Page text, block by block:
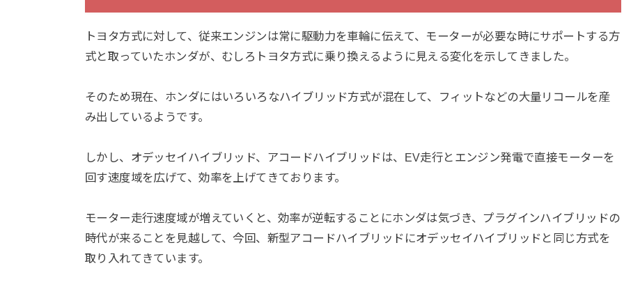
トヨタ方式に対して、従来エンジンは常に駆動力を車輪に伝えて、モーターが必要な時にサポートする方
式と取っていたホンダが、むしろトヨタ方式に乗り換えるように見える変化を示してきました。
そのため現在、ホンダにはいろいろなハイブリッド方式が混在して、フィットなどの大量リコールを産
み出しているようです。
しかし、オデッセイハイブリッド、アコードハイブリッドは、EV走行とエンジン発電で直接モーターを
回す速度域を広げて、効率を上げてきております。
モーター走行速度域が増えていくと、効率が逆転することにホンダは気づき、プラグインハイブリッドの
時代が来ることを見越して、今回、新型アコードハイブリッドにオデッセイハイブリッドと同じ方式を
取り入れてきています。